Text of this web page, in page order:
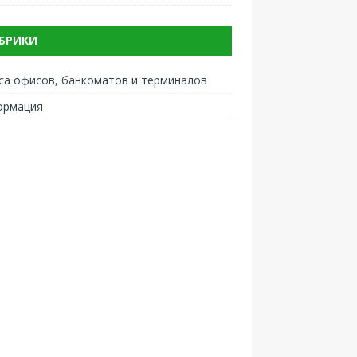
офисов, банкоматов и терминалов